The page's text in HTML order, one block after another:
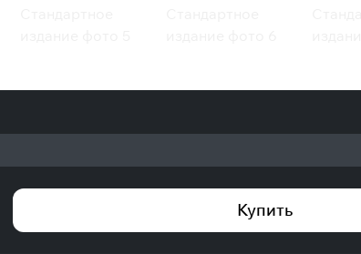
Купить